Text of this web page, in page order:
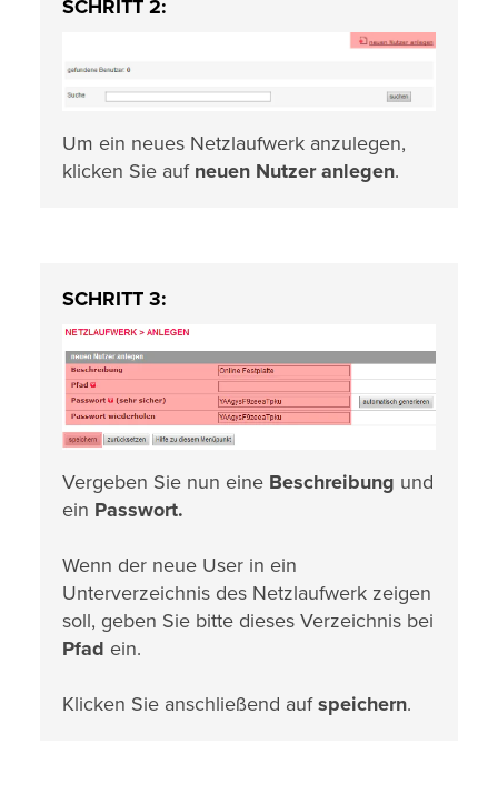
SCHRITT 2:
Um ein neues Netzlaufwerk anzulegen,
klicken Sie auf neuen Nutzer anlegen.
SCHRITT 3:
Vergeben Sie nun eine Beschreibung und
ein Passwort.
Wenn der neue User in ein
Unterverzeichnis des Netzlaufwerk zeigen
soll, geben Sie bitte dieses Verzeichnis bei
Pfad ein.
Klicken Sie anschließend aufspeichern.